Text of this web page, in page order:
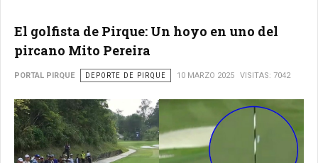
El golfista de Pirque: Un hoyo en uno del
pircano Mito Pereira
PORTAL PIRQUE DEPORTE DE PIRQUE 10 MARZO 2025 VISITAS: 7042